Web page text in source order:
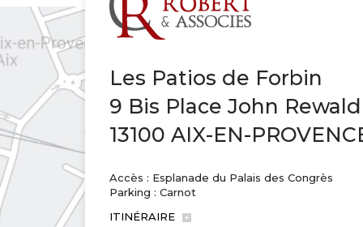
Les Patios de Forbin
9 Bis Place John Rewald
13100 AIX-EN-
Accès : Esplanade du Palais des Congrès
Parking : Carnot
ITINÉRAIRE